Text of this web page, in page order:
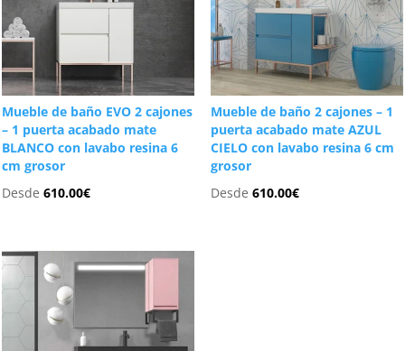
Mueble de baño EVO 2 cajones
– 1 puerta acabado mate
BLANCO con lavabo resina 6
cm grosor
Desde610.00€
Mueble de baño 2 cajones – 1
puerta acabado mate AZUL
CIELO con lavabo resina 6 cm
grosor
Desde 610.00€